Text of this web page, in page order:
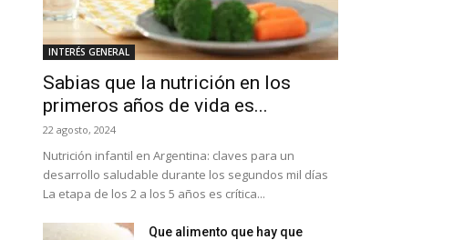
INTERÉS GENERAL
Sabias que la nutrición en los
primeros años de vida es...
22 agosto, 2024
Nutrición infantil en Argentina: claves para un
desarrollo saludable durante los segundos mil días
La etapa de los 2 a los 5 años es crítica...
Que alimento que hay que